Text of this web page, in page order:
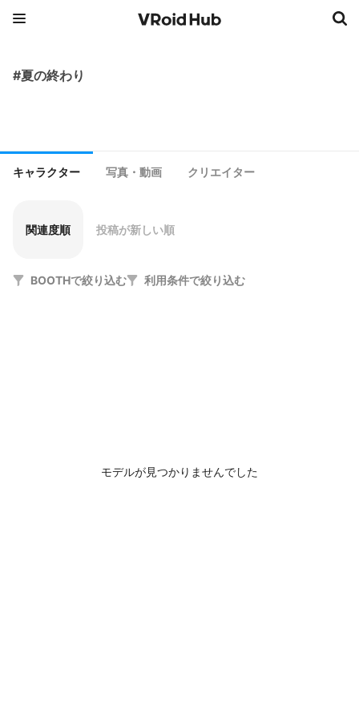
#夏の終わり
キャラクター 写真・動画 クリエイター
関連度順 投稿が新しい順
BOOTHで絞り込む 利用条件で絞り込む
モデルが見つかりませんでした